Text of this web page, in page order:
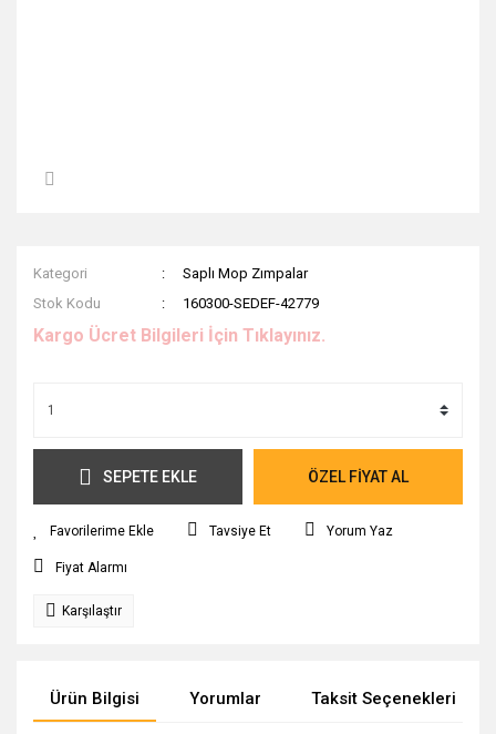
Kategori
Saplı Mop Zımpalar
Stok Kodu
160300-SEDEF-42779
Kargo Ücret Bilgileri İçin Tıklayınız.
SEPETE EKLE ÖZEL FİYAT AL
Tavsiye Et Yorum Yaz
Fiyat Alarmı
Karşılaştır
Ürün Bilgisi Yorumlar Taksit Seçenekleri